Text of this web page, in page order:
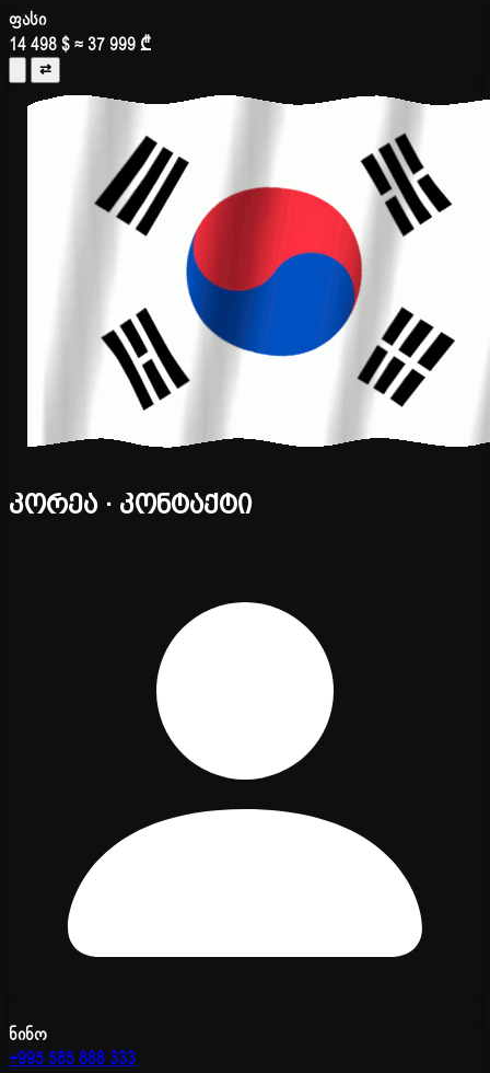
ფასი
14 498 $≈ 37 999 ₾
⇄
კორეა · კონტაქტი
ნინო
+995 585 888 333